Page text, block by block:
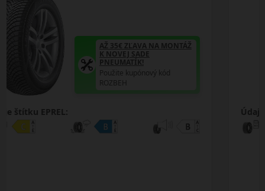
AŽ 35€ ZĽAVA NA MONTÁŽ
Použite kupónový kód
Údaje štítku EPREL: